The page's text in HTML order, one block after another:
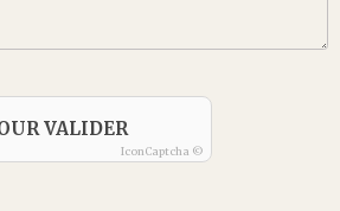
VALIDER
IconCaptcha ©